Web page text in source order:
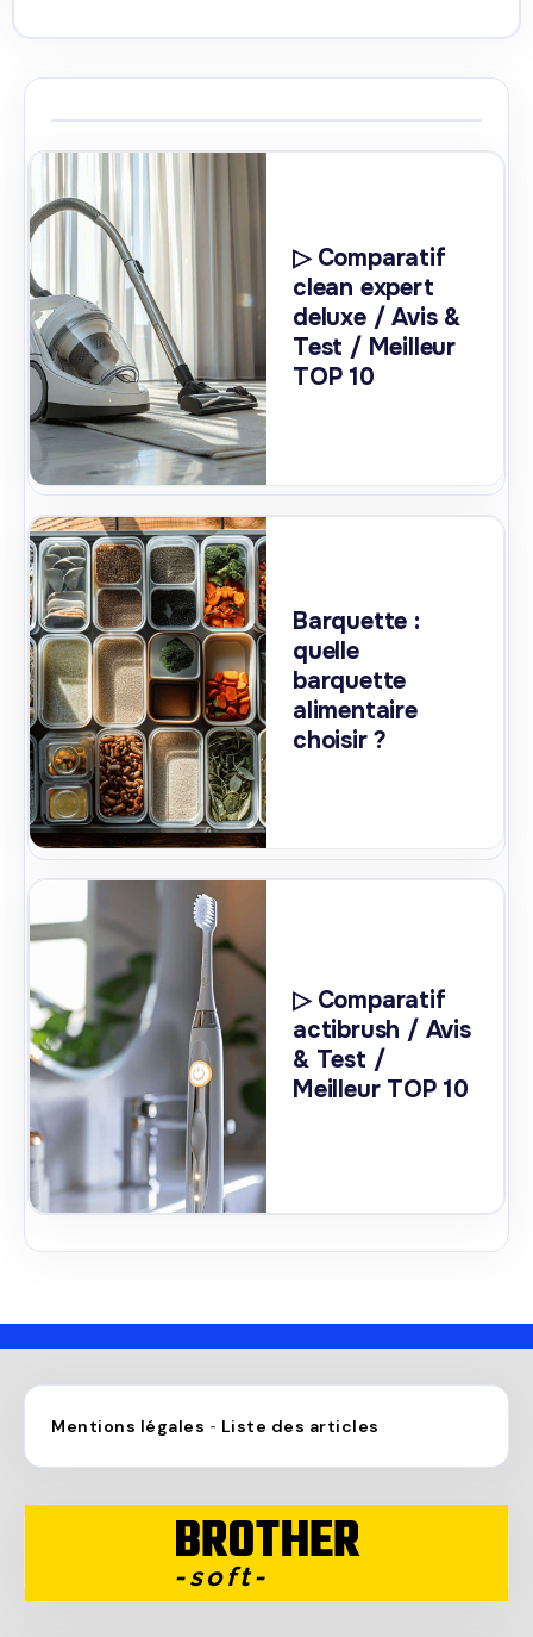
▷ Comparatif
clean expert
deluxe / Avis &
Test / Meilleur
TOP 10
Barquette :
quelle
barquette
alimentaire
choisir ?
▷ Comparatif
actibrush / Avis
& Test /
Meilleur TOP 10
Mentions légales - Liste des articles
BROTHER
-soft-